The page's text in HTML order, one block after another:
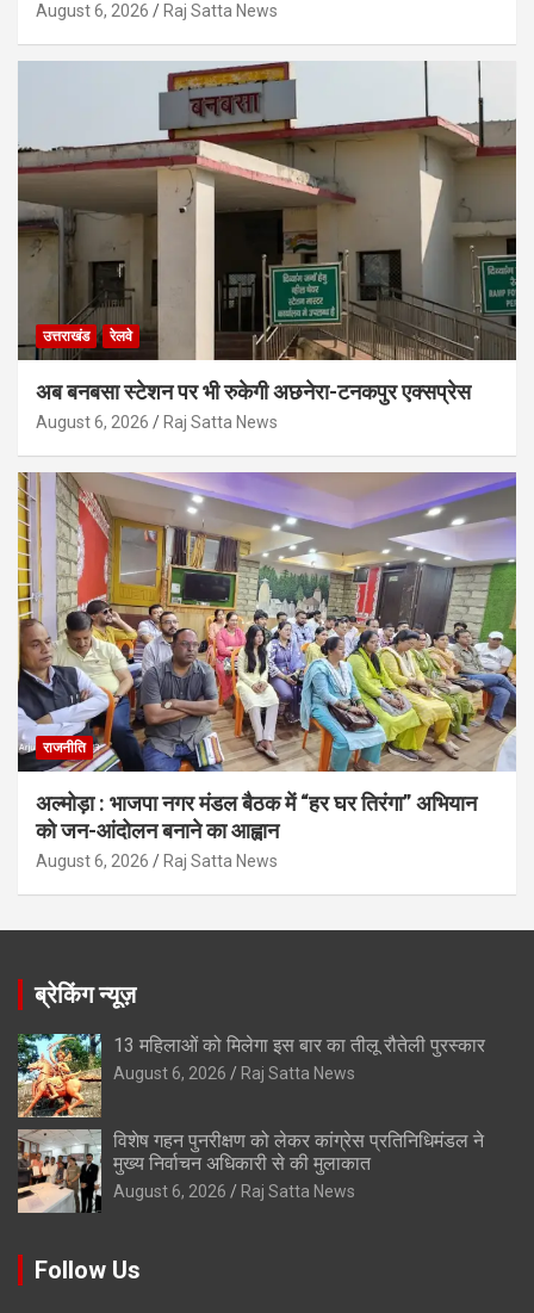
August 6, 2026 Raj Satta News
उत्तराखंड रेलवे
अब बनबसा स्टेशन पर भी रुकेगी अछनेरा-टनकपुर एक्सप्रेस
August 6, 2026 Raj Satta News
राजनीति
अल्मोड़ा : भाजपा नगर मंडल बैठक में “हर घर तिरंगा” अभियान
को जन-आंदोलन बनाने का आह्वान
August 6, 2026 Raj Satta News
ब्रेकिंग न्यूज़
13 महिलाओं को मिलेगा इस बार का तीलू रौतेली पुरस्कार
August 6, 2026 Raj Satta News
विशेष गहन पुनरीक्षण को लेकर कांग्रेस प्रतिनिधिमंडल ने
मुख्य निर्वाचन अधिकारी से की मुलाकात
August 6, 2026 Raj Satta News
Follow Us